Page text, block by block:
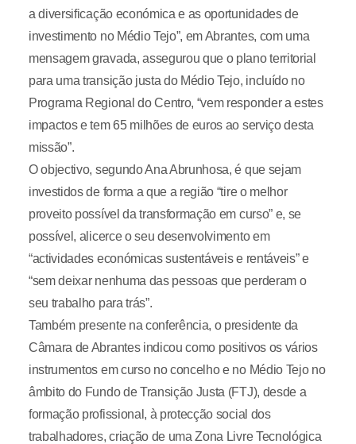
a diversificação económica e as oportunidades de
investimento no Médio Tejo”, em Abrantes, com uma
mensagem gravada, assegurou que o plano territorial
para uma transição justa do Médio Tejo, incluído no
Programa Regional do Centro, “vem responder a estes
impactos e tem 65 milhões de euros ao serviço desta
missão”.
O objectivo, segundo Ana Abrunhosa, é que sejam
investidos de forma a que a região “tire o melhor
proveito possível da transformação em curso” e, se
possível, alicerce o seu desenvolvimento em
“actividades económicas sustentáveis e rentáveis” e
“sem deixar nenhuma das pessoas que perderam o
seu trabalho para trás”.
Também presente na conferência, o presidente da
Câmara de Abrantes indicou como positivos os vários
instrumentos em curso no concelho e no Médio Tejo no
âmbito do Fundo de Transição Justa (FTJ), desde a
formação profissional, à protecção social dos
trabalhadores, criação de uma Zona Livre Tecnológica